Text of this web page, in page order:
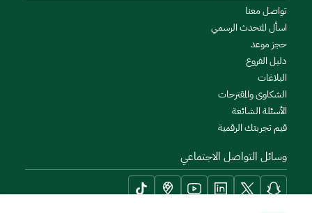
تواصل معنا
اسأل المتحدث الرسمي
حجز موعد
دليل الفروع
البلاغات
الشكاوى والمقترحات
الأسئلة الشائعة
قيم تجربتك الرقمية
وسائل التواصل الاجتماعي